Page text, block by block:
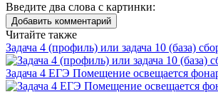
Введите два слова с картинки:
Добавить комментарий
Читайте также
Задача 4 (профиль) или задача 10 (база)
Задача 4 ЕГЭ Помещение освещается